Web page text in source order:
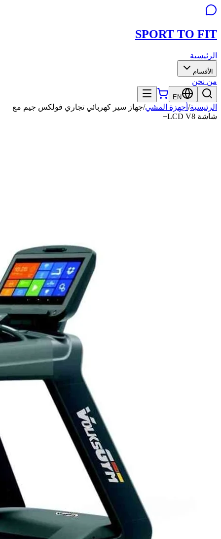
SPORT TO FIT
الرئيسية
الأقسام
من نحن
EN
الرئيسية/ أجهزة المشي/جهاز سير كهربائي تجاري فولكس جيم مع
شاشة LCD V8+